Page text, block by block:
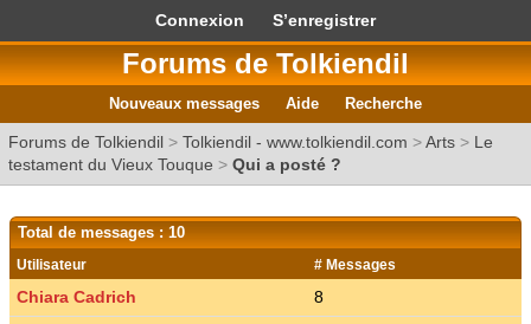
Connexion S’enregistrer
Forums de Tolkiendil
Nouveaux messages Aide Recherche
Forums de Tolkiendil > Tolkiendil - www.tolkiendil.com >Arts > Le
testament du Vieux Touque > Qui a posté ?
Total de messages : 10
Utilisateur # Messages
Chiara Cadrich
8